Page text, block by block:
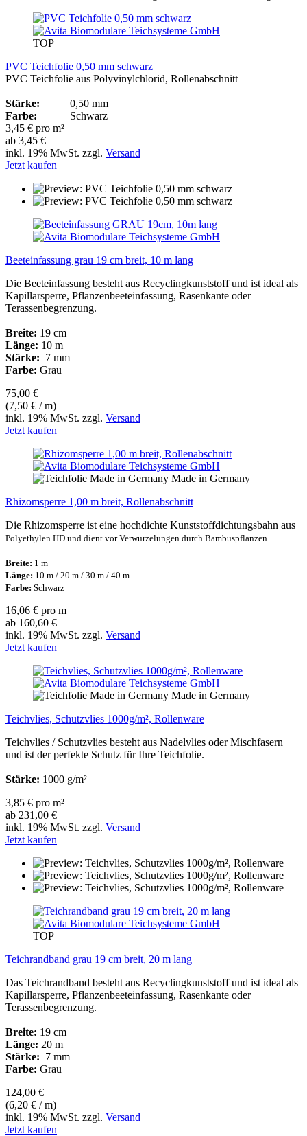
TOP
PVC Teichfolie 0,50 mm schwarz
PVC Teichfolie aus Polyvinylchlorid, Rollenabschnitt
Stärke: 0,50 mm
Farbe: Schwarz
3,45 € pro m²
ab 3,45 €
inkl. 19% MwSt. zzgl. Versand
Jetzt kaufen
Beeteinfassung grau 19 cm breit, 10 m lang
Die Beeteinfassung besteht aus Recyclingkunststoff und ist ideal als
Kapillarsperre, Pflanzenbeeteinfassung, Rasenkante oder
Terassenbegrenzung.
Breite: 19 cm
Länge: 10 m
Stärke: 7 mm
Farbe: Grau
75,00 €
(7,50 € / m)
inkl. 19% MwSt. zzgl. Versand
Jetzt kaufen
Made in Germany
Rhizomsperre 1,00 m breit, Rollenabschnitt
Die Rhizomsperre ist eine hochdichte Kunststoffdichtungsbahn aus
Polyethylen HD und dient vor Verwurzelungen durch Bambuspflanzen.
Breite: 1 m
Länge: 10 m / 20 m / 30 m / 40 m
Farbe: Schwarz
16,06 € pro m
ab 160,60 €
inkl. 19% MwSt. zzgl. Versand
Jetzt kaufen
Made in Germany
Teichvlies, Schutzvlies 1000g/m², Rollenware
Teichvlies / Schutzvlies besteht aus Nadelvlies oder Mischfasern
und ist der perfekte Schutz für Ihre Teichfolie.
Stärke: 1000 g/m²
3,85 € pro m²
ab 231,00 €
inkl. 19% MwSt. zzgl. Versand
Jetzt kaufen
TOP
Teichrandband grau 19 cm breit, 20 m lang
Das Teichrandband besteht aus Recyclingkunststoff und ist ideal als
Kapillarsperre, Pflanzenbeeteinfassung, Rasenkante oder
Terassenbegrenzung.
Breite: 19 cm
Länge: 20 m
Stärke: 7 mm
Farbe: Grau
124,00 €
(6,20 € / m)
inkl. 19% MwSt. zzgl. Versand
Jetzt kaufen